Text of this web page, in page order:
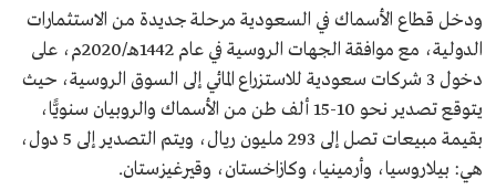
ودخل قطاع الأسماك في السعودية مرحلة جديدة من الاستثمارات
الدولية، مع موافقة الجهات الروسية في عام 1442هـ/2020م، على
دخول 3 شركات سعودية للاستزراع المائي إلى السوق الروسية، حيث
يتوقع تصدير نحو 10-15 ألف طن من الأسماك والروبيان سنويًّا،
بقيمة مبيعات تصل إلى 293 مليون ريال، ويتم التصدير إلى 5 دول،
هي: بيلاروسيا، وأرمينيا، وكازاخستان، وقيرغيزستان.